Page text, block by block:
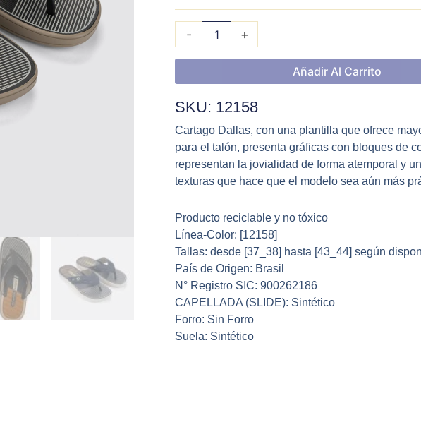
- +
Añadir Al Carrito
SKU: 12158
Cartago Dallas, con una plantilla que ofrece
para el talón, presenta gráficas con bloques de
representan la jovialidad de forma atemporal y
texturas que hace que el modelo sea aún más
Producto reciclable y no tóxico
Línea-Color: [ 12158
Tallas: desde [37_38] hasta [43_44] según
País de Origen: Brasil
N° Registro SIC: 900262186
CAPELLADA (SLIDE): Sintético
Forro: Sin Forro
Suela: Sintético